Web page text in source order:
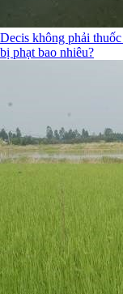
Decis không phải
bị phạt bao nhiêu?